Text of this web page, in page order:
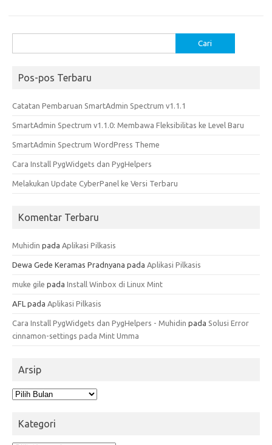
untuk:
Pos-pos Terbaru
Catatan Pembaruan SmartAdmin Spectrum v1.1.1
SmartAdmin Spectrum v1.1.0: Membawa Fleksibilitas ke Level Baru
SmartAdmin Spectrum WordPress Theme
Cara Install PygWidgets dan PygHelpers
Melakukan Update CyberPanel ke Versi Terbaru
Komentar Terbaru
Muhidin pada Aplikasi Pilkasis
Dewa Gede Keramas Pradnyana pada Aplikasi Pilkasis
muke gile pada Install Winbox di Linux Mint
AFL pada Aplikasi Pilkasis
Cara Install PygWidgets dan PygHelpers - Muhidin pada Solusi Error
cinnamon-settings pada Mint Umma
Arsip
Arsip
Kategori